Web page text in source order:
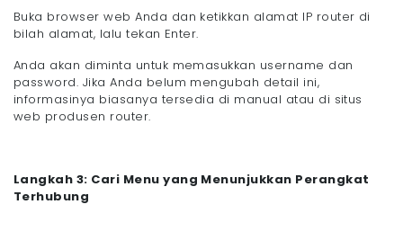
Buka browser web Anda dan ketikkan alamat IP router di
bilah alamat, lalu tekan Enter.
Anda akan diminta untuk memasukkan username dan
password. Jika Anda belum mengubah detail ini,
informasinya biasanya tersedia di manual atau di situs
web produsen router.
Langkah 3: Cari Menu yang Menunjukkan Perangkat
Terhubung